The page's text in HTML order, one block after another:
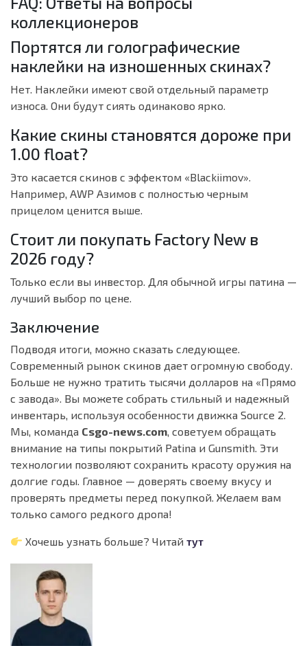
коллекционеров
Портятся ли голографические
наклейки на изношенных скинах?
Нет. Наклейки имеют свой отдельный параметр
износа. Они будут сиять одинаково ярко.
Какие скины становятся дороже при
1.00 float?
Это касается скинов с эффектом «Blackiimov».
Например, AWP Азимов с полностью черным
прицелом ценится выше.
Стоит ли покупать Factory New в
2026 году?
Только если вы инвестор. Для обычной игры патина —
лучший выбор по цене.
Заключение
Подводя итоги, можно сказать следующее.
Современный рынок скинов дает огромную свободу.
Больше не нужно тратить тысячи долларов на «Прямо
с завода». Вы можете собрать стильный и надежный
инвентарь, используя особенности движка Source 2.
Мы, команда Csgo-news.com, советуем обращать
внимание на типы покрытий Patina и Gunsmith. Эти
технологии позволяют сохранить красоту оружия на
долгие годы. Главное — доверять своему вкусу и
проверять предметы перед покупкой. Желаем вам
только самого редкого дропа!
Хочешь узнать больше? Читайтут